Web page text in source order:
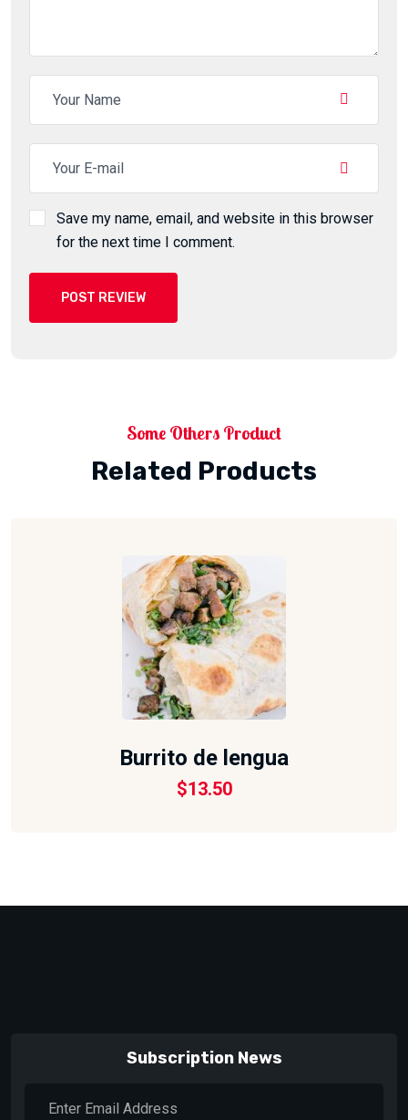
Save my name, email, and website in this browser
for the next time I comment.
POST REVIEW
Some Others Product
Related Products
Burrito de lengua
$13.50
Subscription News